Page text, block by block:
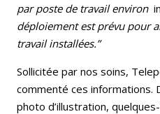
par poste de travail environ
déploiement est prévu pour
travail installées.”
Sollicitée par nos soins,
commenté ces informations.
photo d’illustration,